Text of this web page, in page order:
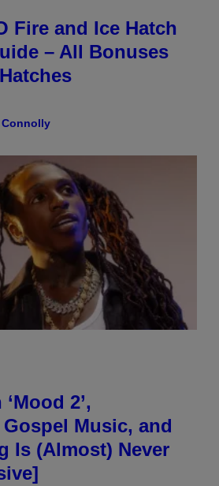
Fire and Ice Hatch
– All Bonuses
Connolly
2’,
Music, and
Is (Almost) Never